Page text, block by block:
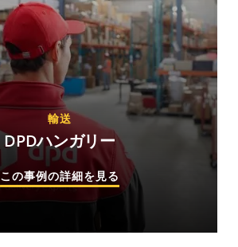
輸送
DPDハンガリー
この事例の詳細を見る